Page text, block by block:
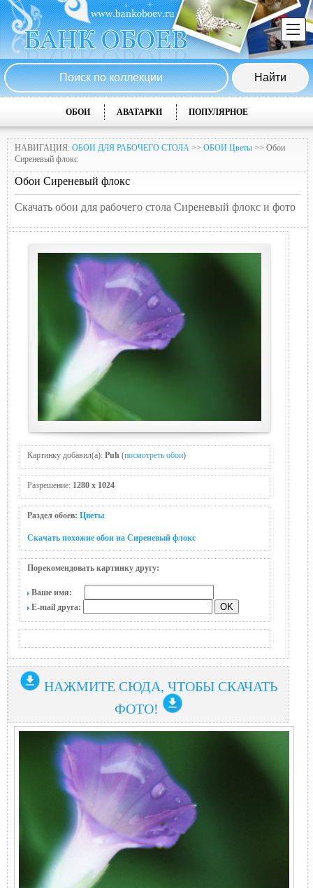
ОБОИ АВАТАРКИ ПОПУЛЯРНОЕ
НАВИГАЦИЯ: ОБОИ ДЛЯ РАБОЧЕГО СТОЛА >> ОБОИ Цветы >> Обои
Сиреневый флокс
Обои Сиреневый флокс
Скачать обои для рабочего стола Сиреневый флокс и фото
Картинку добавил(а): Puh (посмотреть обои)
Разрешение: 1280 x 1024
Раздел обоев: Цветы
Скачать похожие обои на Сиреневый флокс
Порекомендовать картинку другу:
Ваше имя:
E-mail друга:
НАЖМИТЕ СЮДА, ЧТОБЫ СКАЧАТЬ
ФОТО!